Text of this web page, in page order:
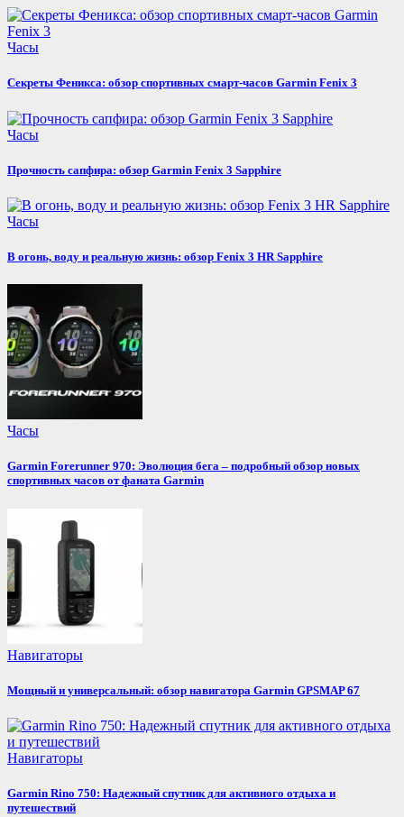
Часы
Секреты Феникса: обзор спортивных смарт-часов Garmin Fenix 3
Часы
Прочность сапфира: обзор Garmin Fenix 3 Sapphire
Часы
В огонь, воду и реальную жизнь: обзор Fenix 3 HR Sapphire
Часы
Garmin Forerunner 970: Эволюция бега – подробный обзор новых
спортивных часов от фаната Garmin
Навигаторы
Мощный и универсальный: обзор навигатора Garmin GPSMAP 67
Навигаторы
Garmin Rino 750: Надежный спутник для активного отдыха и
путешествий